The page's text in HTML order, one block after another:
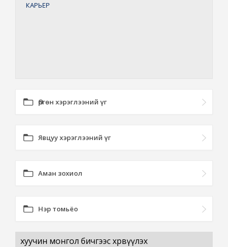
КАРЬЕР
Өргөн хэрэглээний үг
Явцуу хэрэглээний үг
Аман зохиол
Нэр томьёо
хуучин монгол бичгээс хөрвүүлэх